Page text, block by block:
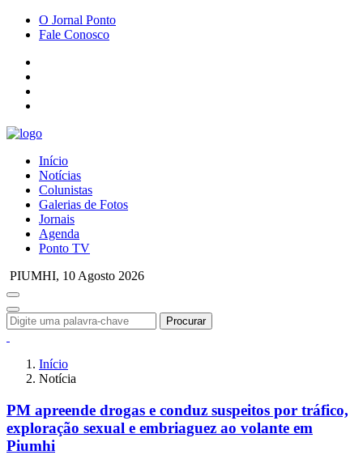
O Jornal Ponto
Fale Conosco
Início
Notícias
Colunistas
Galerias de Fotos
Jornais
Agenda
Ponto TV
PIUMHI, 10 Agosto 2026
Procurar
Início
Notícia
PM apreende drogas e conduz suspeitos por tráfico,
exploração sexual e embriaguez ao volante em
Piumhi